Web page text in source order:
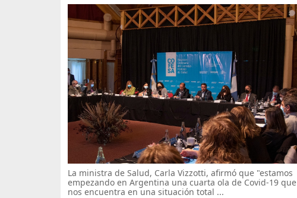
La ministra de Salud, Carla Vizzotti, afirmó que "estamos
empezando en Argentina una cuarta ola de Covid-19 que
nos encuentra en una situación total ...